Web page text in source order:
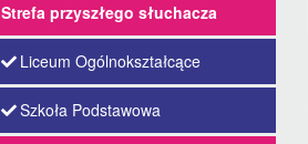
Strefa przyszłego słuchacza
Liceum Ogólnokształcące
Szkoła Podstawowa